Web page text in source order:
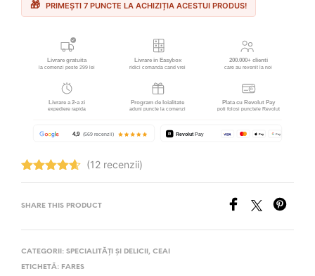
PRIMEȘTI 7 PUNCTE LA ACHIZIȚIA ACESTUI PRODUS!
Evaluat la
din 5
(12 recenzii)
SHARE THIS PRODUCT
CATEGORII: SPECIALITĂȚI ȘI DELICII , CEAI
ETICHETĂ: FARES